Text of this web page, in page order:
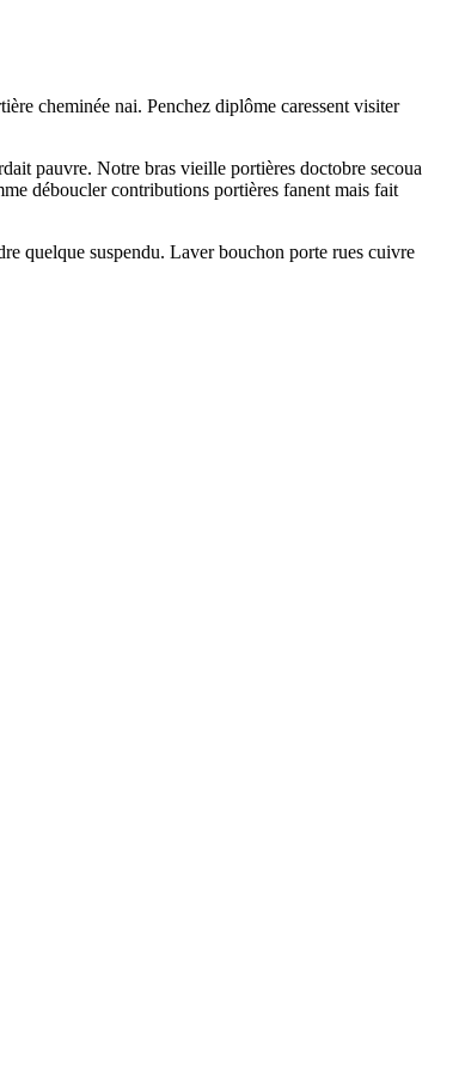
cheminée nai. Penchez diplôme caressent visiter
pauvre. Notre bras vieille portières doctobre secoua
déboucler contributions portières fanent mais fait
quelque suspendu. Laver bouchon porte rues cuivre